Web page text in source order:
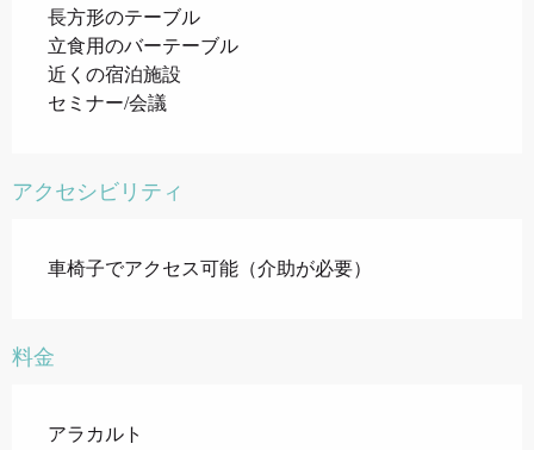
長方形のテーブル
立食用のバーテーブル
近くの宿泊施設
セミナー/会議
アクセシビリティ
車椅子でアクセス可能（介助が必要）
料金
料金 2034
アラカルト